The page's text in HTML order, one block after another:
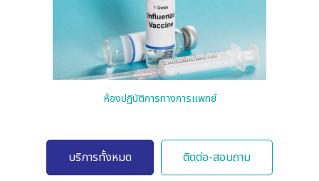
ห้องปฏิบัติการทางการแพทย์
บริการทั้งหมด ติดต่อ-สอบถาม